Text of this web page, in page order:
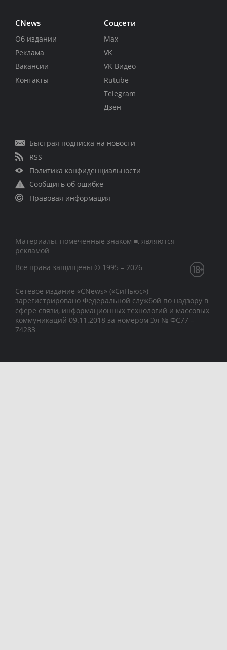
CNews
Об издании
Реклама
Вакансии
Контакты
Соцсети
Max
VK
VK Видео
Rutube
Telegram
Дзен
Быстрая подписка на новости
RSS
Политика конфиденциальности
Сообщить об ошибке
Правовая информация
Материалы, помеченные знаком ■, являются
рекламой
Все права защищены © 1995 – 2026
Сетевое издание «CNews» («СиНьюс»)
зарегистрировано Федеральной службой по надзору в
сфере связи, информационных технологий и массовых
коммуникаций 09.11.2018 за номером Эл № ФС77 –
74283